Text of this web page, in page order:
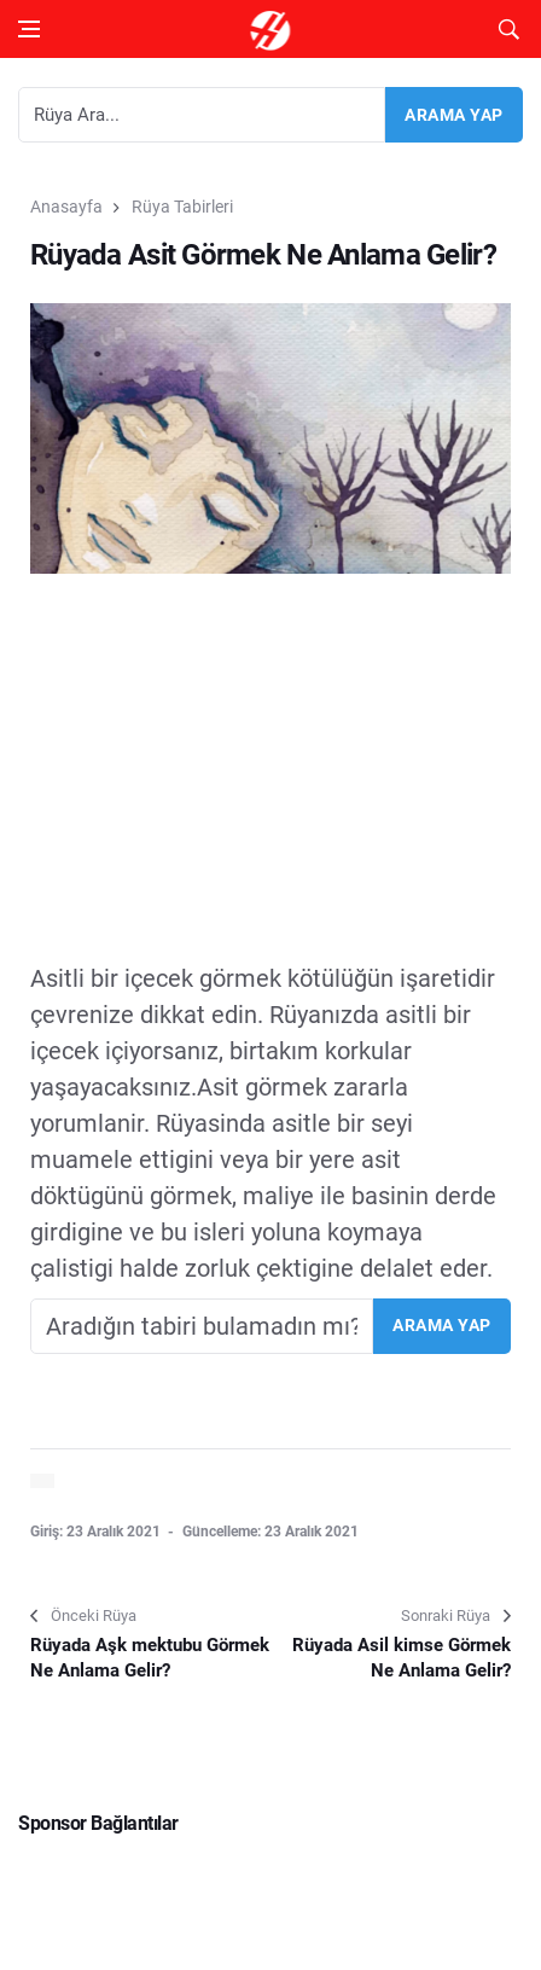
Anasayfa Rüya Tabirleri
Rüyada Asit Görmek Ne Anlama Gelir?
Asitli bir içecek görmek kötülüğün işaretidir
çevrenize dikkat edin. Rüyanızda asitli bir
içecek içiyorsanız, birtakım korkular
yaşayacaksınız.Asit görmek zararla
yorumlanir. Rüyasinda asitle bir seyi
muamele ettigini veya bir yere asit
döktügünü görmek, maliye ile basinin derde
girdigine ve bu isleri yoluna koymaya
çalistigi halde zorluk çektigine delalet eder.
Giriş: 23 Aralık 2021 Güncelleme: 23 Aralık 2021
Önceki Rüya
Rüyada Aşk mektubu Görmek
Ne Anlama Gelir?
Sonraki Rüya
Rüyada Asil kimse Görmek
Ne Anlama Gelir?
Sponsor Bağlantılar